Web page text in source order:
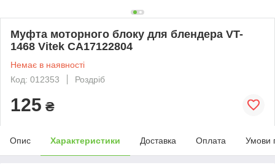
Муфта моторного блоку для блендера VT-
1468 Vitek CA17122804
Немає в наявності
Код: 012353
Роздріб
125 ₴
Опис Характеристики Доставка Оплата Умови